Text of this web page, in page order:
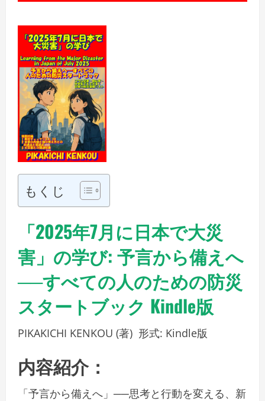
もくじ
「2025年7月に日本で大災
害」の学び: 予言から備えへ
──すべての人のための防災
スタートブック Kindle版
PIKAKICHI KENKOU (著) 形式: Kindle版
内容紹介：
「予言から備えへ」──思考と行動を変える、新